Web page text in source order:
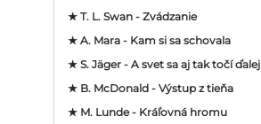
★ T. L. Swan - Zvádzanie
★ A. Mara - Kam si sa schovala
★ S. Jäger - A svet sa aj tak točí ďalej
★ B. McDonald - Výstup z tieňa
★ M. Lunde - Kráľovná hromu